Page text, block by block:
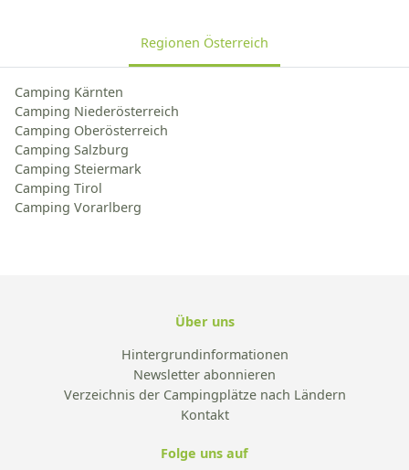
Regionen Österreich
Camping Kärnten
Camping Niederösterreich
Camping Oberösterreich
Camping Salzburg
Camping Steiermark
Camping Tirol
Camping Vorarlberg
Über uns
Hintergrundinformationen
Newsletter abonnieren
Verzeichnis der Campingplätze nach Ländern
Kontakt
Folge uns auf